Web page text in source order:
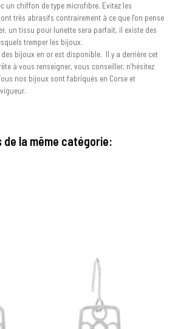
un chiffon de type microfibre. Evitez les
très abrasifs contrairement à ce que l’on pense
un tissu pour lunette sera parfait, il existe des
tremper les bijoux.
bijoux en or est disponible. Il y a derrière cet
à vous renseigner, vous conseiller, n’hésitez
nos bijoux sont fabriqués en Corse et
la même catégorie: